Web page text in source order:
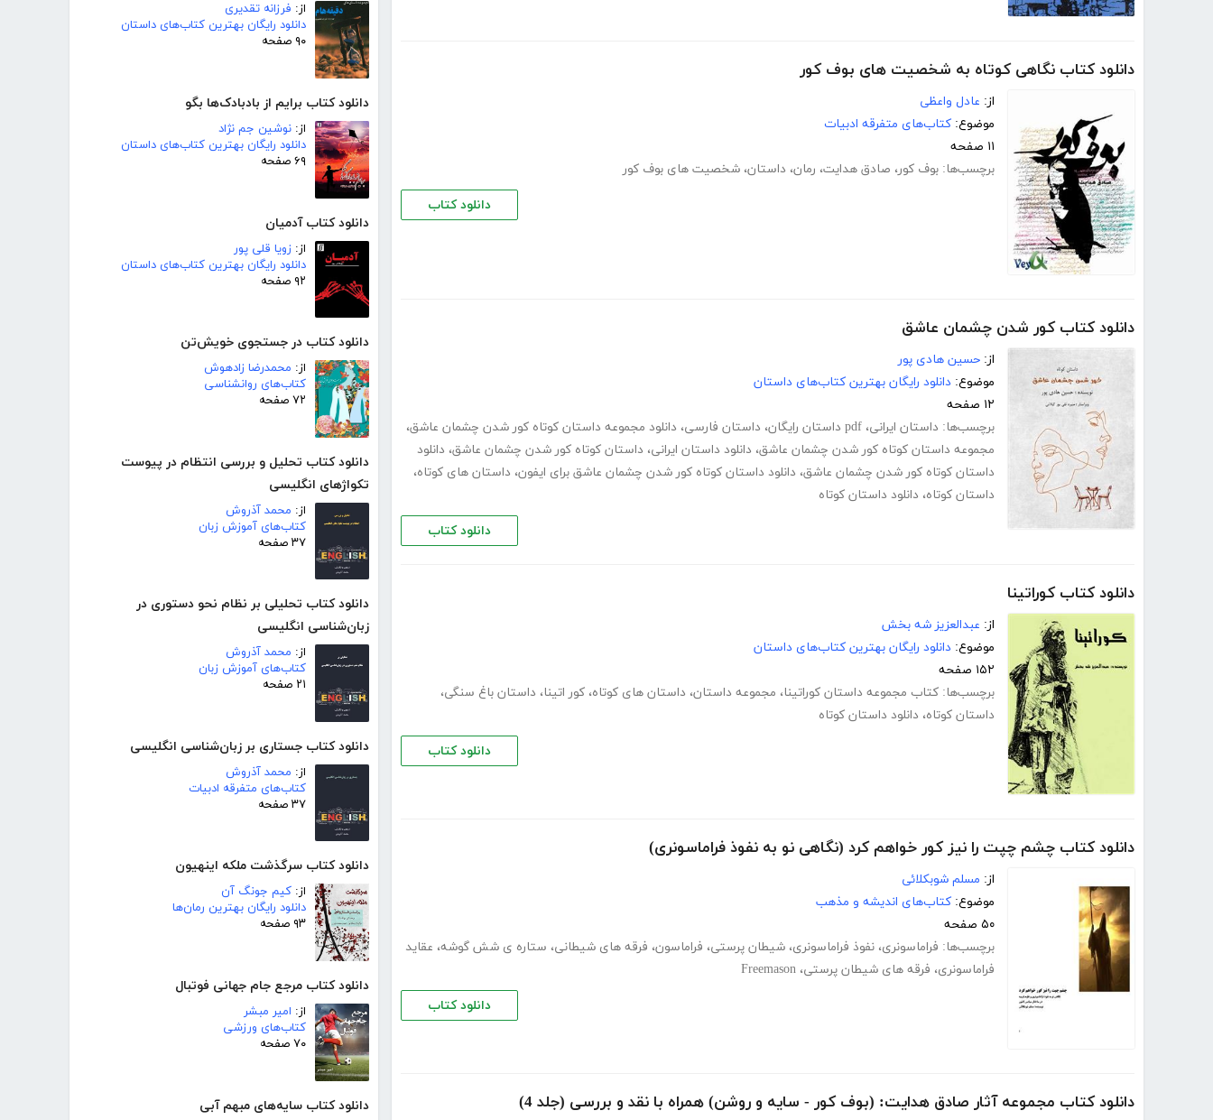
از: فرزانه تقدیری
دانلود رایگان بهترین کتاب‌های داستان
۹۰ صفحه
دانلود کتاب برایم از بادبادک‌ها بگو
از: نوشین جم نژاد
دانلود رایگان بهترین کتاب‌های داستان
۶۹ صفحه
دانلود کتاب آدمیان
از: زویا قلی پور
دانلود رایگان بهترین کتاب‌های داستان
۹۲ صفحه
دانلود کتاب در جستجوی خویش‌تن
از: محمدرضا زادهوش
کتاب‌های روانشناسی
۷۲ صفحه
دانلود کتاب تحلیل و بررسی انتظام در پیوست
تکواژهای انگلیسی
از: محمد آذروش
کتاب‌های آموزش زبان
۳۷ صفحه
دانلود کتاب تحلیلی بر نظام نحو دستوری در
زبان‌شناسی انگلیسی
از: محمد آذروش
کتاب‌های آموزش زبان
۲۱ صفحه
دانلود کتاب جستاری بر زبان‌شناسی انگلیسی
از: محمد آذروش
کتاب‌های متفرقه ادبیات
۳۷ صفحه
دانلود کتاب سرگذشت ملکه اینهیون
از: کیم جونگ آن
دانلود رایگان بهترین رمان‌ها
۹۳ صفحه
دانلود کتاب مرجع جام جهانی فوتبال
از: امیر مبشر
کتاب‌های ورزشی
۷۰ صفحه
دانلود کتاب سایه‌های مبهم آبی
دانلود کتاب نگاهی کوتاه به شخصیت های بوف کور
از: عادل واعظی
موضوع: کتاب‌های متفرقه ادبیات
۱۱ صفحه
برچسب‌ها: بوف کور، صادق هدایت، رمان، داستان، شخصیت های بوف کور
دانلود کتاب
دانلود کتاب کور شدن چشمان عاشق
از: حسین هادی پور
موضوع: دانلود رایگان بهترین کتاب‌های داستان
۱۲ صفحه
برچسب‌ها: داستان ایرانی، pdf داستان رایگان ، داستان فارسی، دانلود مجموعه داستان کوتاه کور شدن چشمان عاشق،
مجموعه داستان کوتاه کور شدن چشمان عاشق، دانلود داستان ایرانی، داستان کوتاه کور شدن چشمان عاشق، دانلود
داستان کوتاه کور شدن چشمان عاشق، دانلود داستان کوتاه کور شدن چشمان عاشق برای ایفون، داستان های کوتاه،
داستان کوتاه، دانلود داستان کوتاه
دانلود کتاب
دانلود کتاب کوراتینا
از: عبدالعزیز شه بخش
موضوع: دانلود رایگان بهترین کتاب‌های داستان
۱۵۲ صفحه
برچسب‌ها: کتاب مجموعه داستان کوراتینا، مجموعه داستان، داستان های کوتاه، کور اتینا، داستان باغ سنگی،
داستان کوتاه، دانلود داستان کوتاه
دانلود کتاب
دانلود کتاب چشم چپت را نیز کور خواهم کرد (نگاهی نو به نفوذ فراماسونری)
از: مسلم شوبکلائی
موضوع: کتاب‌های اندیشه و مذهب
۵۰ صفحه
برچسب‌ها: فراماسونری، نفوذ فراماسونری، شیطان پرستی، فراماسون، فرقه های شیطانی، ستاره ی شش گوشه، عقاید
فراماسونری، فرقه های شیطان پرستی، Freemason
دانلود کتاب
دانلود کتاب مجموعه آثار صادق هدایت: (بوف کور - سایه و روشن) همراه با نقد و بررسی (جلد 4)